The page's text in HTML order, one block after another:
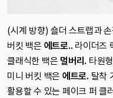
(시계 방향) 숄더 스트랩과
버킷 백은 에트로.. 라이더즈
클래식한 백은 멀버리. 타원
미니 버킷 백은 에트로. 탈착
활용할 수 있는 페이크 퍼 클